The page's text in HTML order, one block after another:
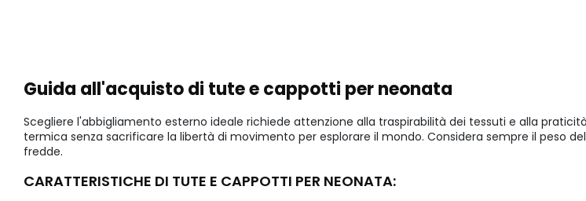
Guida all'acquisto di tute e cappotti per neonata
Scegliere l'abbigliamento esterno ideale richiede attenzione alla traspirabilità dei tessuti e alla
termica senza sacrificare la libertà di movimento per esplorare il mondo. Considera sempre il peso
fredde.
CARATTERISTICHE DI TUTE E CAPPOTTI PER NEONATA: